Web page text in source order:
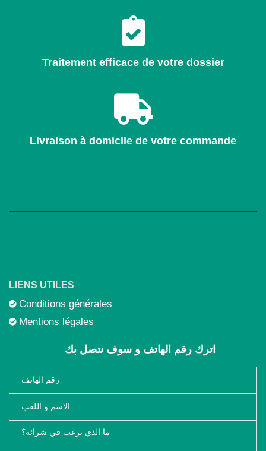
Traitement efficace de votre dossier
Livraison à domicile de votre commande
LIENS UTILES
Conditions générales
Mentions légales
اترك رقم الهاتف و سوف نتصل بك